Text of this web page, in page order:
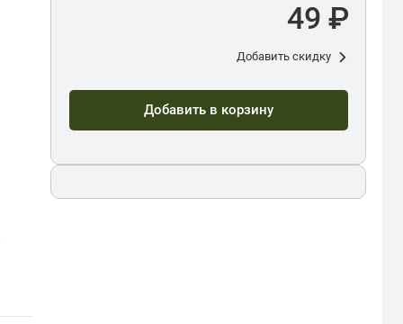
49 ₽
Добавить скидку
Добавить в корзину